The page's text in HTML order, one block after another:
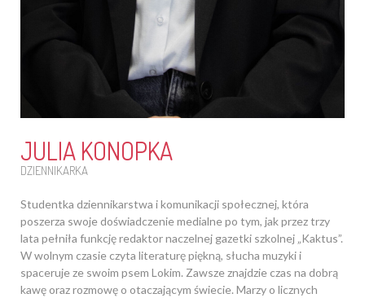
JULIA KONOPKA
DZIENNIKARKA
Studentka dziennikarstwa i komunikacji społecznej, która
poszerza swoje doświadczenie medialne po tym, jak przez trzy
lata pełniła funkcję redaktor naczelnej gazetki szkolnej „Kaktus”.
W wolnym czasie czyta literaturę piękną, słucha muzyki i
spaceruje ze swoim psem Lokim. Zawsze znajdzie czas na dobrą
kawę oraz rozmowę o otaczającym świecie. Marzy o licznych